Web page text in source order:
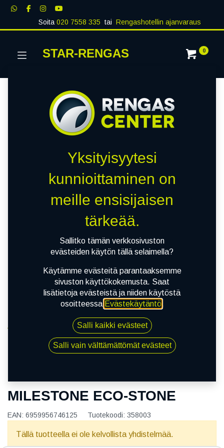
Soita020 7558 335 tai Rengashotellin ajanvaraus
STAR-RENGAS 0
155/70R12C 104/102N MILESTONE ECO-STONE
MILESTONE ECO-STONE
EAN: 6959956746125 Tuotekoodi: 358003
Tällä tuotteella ei ole kelvollista yhdistelmää.
Yksityisyytesi
kunnioittaminen on
meille ensisijaisen
tärkeää.
Sallitko tämän verkkosivuston
evästeiden käytön tällä selaimella?
Käytämme evästeitä parantaaksemme
sivuston käyttökokemusta. Saat
lisätietoja evästeistä ja niiden käytöstä
osoitteessa Evästekäytäntö.
Salli kaikki evästeet
Salli vain välttämättömät evästeet